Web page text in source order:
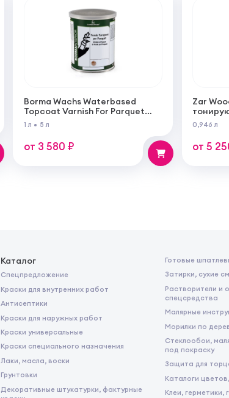
Borma Wachs Waterbased
Topcoat Varnish For Parquet
Грунт для паркета на водной
основе для внутренних работ
1 л 5 л
от 3 580 ₽
Zar
0,946 л
от 5
Каталог
Спецпредложение
Краски для внутренних работ
Антисептики
Краски для наружных работ
Краски универсальные
Краски специального назначения
Лаки, масла, воски
Грунтовки
Декоративные штукатурки, фактурные
Готовые
Затирки, сухие
Растворители и
спецсредства
Малярные
Морилки по
Стеклообои,
под покраску
Защита для
Каталоги
Клеи, герметики,